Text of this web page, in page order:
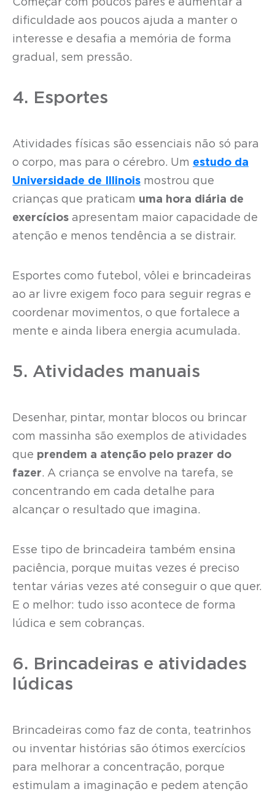
Começar com poucos pares e aumentar a
dificuldade aos poucos ajuda a manter o
interesse e desafia a memória de forma
gradual, sem pressão.
4. Esportes
Atividades físicas são essenciais não só para
o corpo, mas para o cérebro. Um estudo da
Universidade de Illinois mostrou que
crianças que praticam uma hora diária de
exercícios apresentam maior capacidade de
atenção e menos tendência a se distrair.
Esportes como futebol, vôlei e brincadeiras
ao ar livre exigem foco para seguir regras e
coordenar movimentos, o que fortalece a
mente e ainda libera energia acumulada.
5. Atividades manuais
Desenhar, pintar, montar blocos ou brincar
com massinha são exemplos de atividades
que prendem a atenção pelo prazer do
fazer. A criança se envolve na tarefa, se
concentrando em cada detalhe para
alcançar o resultado que imagina.
Esse tipo de brincadeira também ensina
paciência, porque muitas vezes é preciso
tentar várias vezes até conseguir o que quer.
E o melhor: tudo isso acontece de forma
lúdica e sem cobranças.
6. Brincadeiras e atividades
lúdicas
Brincadeiras como faz de conta, teatrinhos
ou inventar histórias são ótimos exercícios
para melhorar a concentração, porque
estimulam a imaginação e pedem atenção